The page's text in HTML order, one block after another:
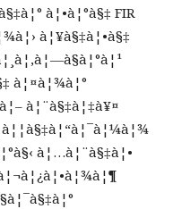
à¦•à¦°à§‡ FIR
à¦¥à§‡à¦•à§‡
à¦¤à¦¾à¦°
à¦¨à§‡à¦‡à¥¤
à¦¦à§‡à¦“à¦¯à¦¼à¦¾
à¦…à¦¨à§‡à¦•
à¦¬à¦¿à¦•à¦¾à¦¶